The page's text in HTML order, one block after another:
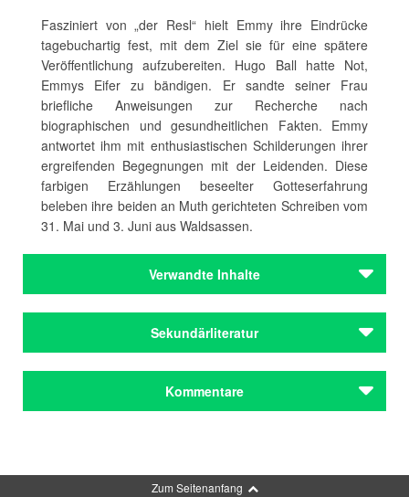
Fasziniert von „der Resl“ hielt Emmy ihre Eindrücke
tagebuchartig fest, mit dem Ziel sie für eine spätere
Veröffentlichung aufzubereiten. Hugo Ball hatte Not,
Emmys Eifer zu bändigen. Er sandte seiner Frau
briefliche Anweisungen zur Recherche nach
biographischen und gesundheitlichen Fakten. Emmy
antwortet ihm mit enthusiastischen Schilderungen ihrer
ergreifenden Begegnungen mit der Leidenden. Diese
farbigen Erzählungen beseelter Gotteserfahrung
beleben ihre beiden an Muth gerichteten Schreiben vom
31. Mai und 3. Juni aus Waldsassen.
Verwandte Inhalte
Autoren
Sekundärliteratur
Hennings 1927 die „Konnersreuther Resl“ besuchte. In:
Kommentare
Zum Seitenanfang